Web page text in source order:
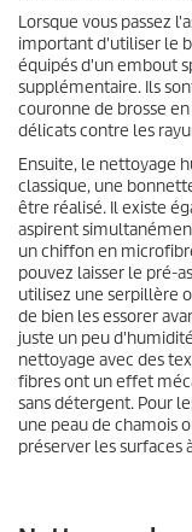
Lorsque vous passez
important d'utiliser le
équipés d'un embout
supplémentaire. Ils
couronne de brosse
délicats contre les
Ensuite, le nettoyage
classique, une
être réalisé. Il existe
aspirent
un chiffon en
pouvez laisser le pré-
utilisez une serpillère
de bien les essorer
juste un peu
nettoyage avec des
fibres ont un effet
sans détergent. Pour
une peau de chamois
préserver les surfaces